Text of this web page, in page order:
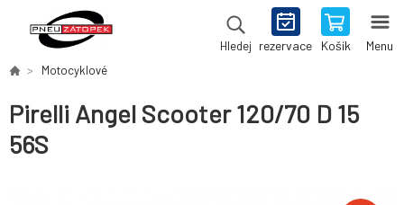
Hledej rezervace Košík Menu
Motocyklové
Pirelli Angel Scooter 120/70 D 15
56S